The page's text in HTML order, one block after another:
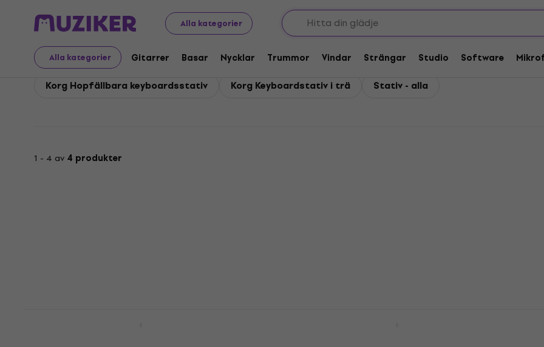
Alla kategorier
Alla kategorier Gitarrer Basar Nycklar Trummor Vindar Strängar Studio Software
Korg Tillbehör Korg Stativ
Korg Stativ
Korg Hopfällbara keyboardsstativ Korg Keyboardstativ i trä Stativ - alla
1 - 4 av 4 produkter